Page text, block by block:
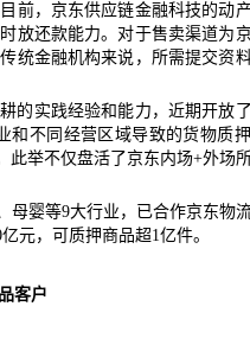
前，京东供应链金融科技的动产
放还款能力。对于售卖渠道为
统金融机构来说，所需提交资
的实践经验和能力，近期开放
和不同经营区域导致的货物质
此举不仅盘活了京东内场+外场
母婴等9大行业 ，
已合作京东物
亿元，可质押商品超1亿件。
客户